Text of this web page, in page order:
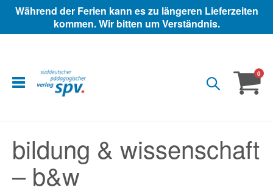
Während der Ferien kann es zu längeren Lieferzeiten
kommen. Wir bitten um Verständnis.
0
bildung & wissenschaft
– b&w